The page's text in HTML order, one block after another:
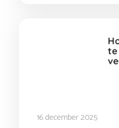
te
16 december 2025